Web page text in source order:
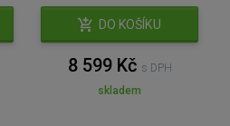
DO KOŠÍKU
8 599 Kč s DPH
skladem